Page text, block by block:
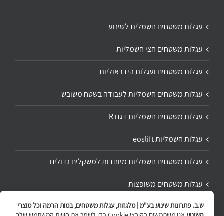
עגלות משטחים חשמלית לשינוע
עגלות משטחים חצי חשמליות
עגלות משטחים ועגלות הידראוליות
עגלות משטחים חשמליות לעבודה בשטח משובש
עגלות משטחים חשמליות דגם R
עגלות חשמליות eoslift
עגלות משטחים חשמליות מיוחדות למשקלים גדולים
עגלות משטחים משופצות
תיקון ושיפוץ עגלת משטחים
ש.ב. פתרונות שינוע בע"מ | מלגזות, עגלות משטחים, במות הרמה וכל מוצרי